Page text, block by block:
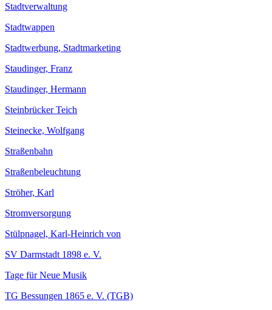
Stadtverwaltung
Stadtwappen
Stadtwerbung, Stadtmarketing
Staudinger, Franz
Staudinger, Hermann
Steinbrücker Teich
Steinecke, Wolfgang
Straßenbahn
Straßenbeleuchtung
Ströher, Karl
Stromversorgung
Stülpnagel, Karl-Heinrich von
SV Darmstadt 1898 e. V.
Tage für Neue Musik
TG Bessungen 1865 e. V. (TGB)